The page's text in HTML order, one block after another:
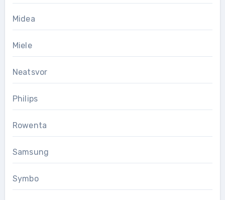
Midea
Miele
Neatsvor
Philips
Rowenta
Samsung
Symbo